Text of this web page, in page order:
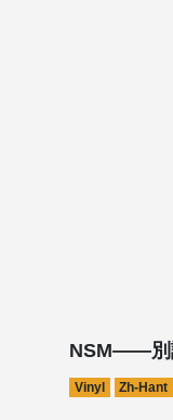
NSM——別
Vinyl Zh-Hant